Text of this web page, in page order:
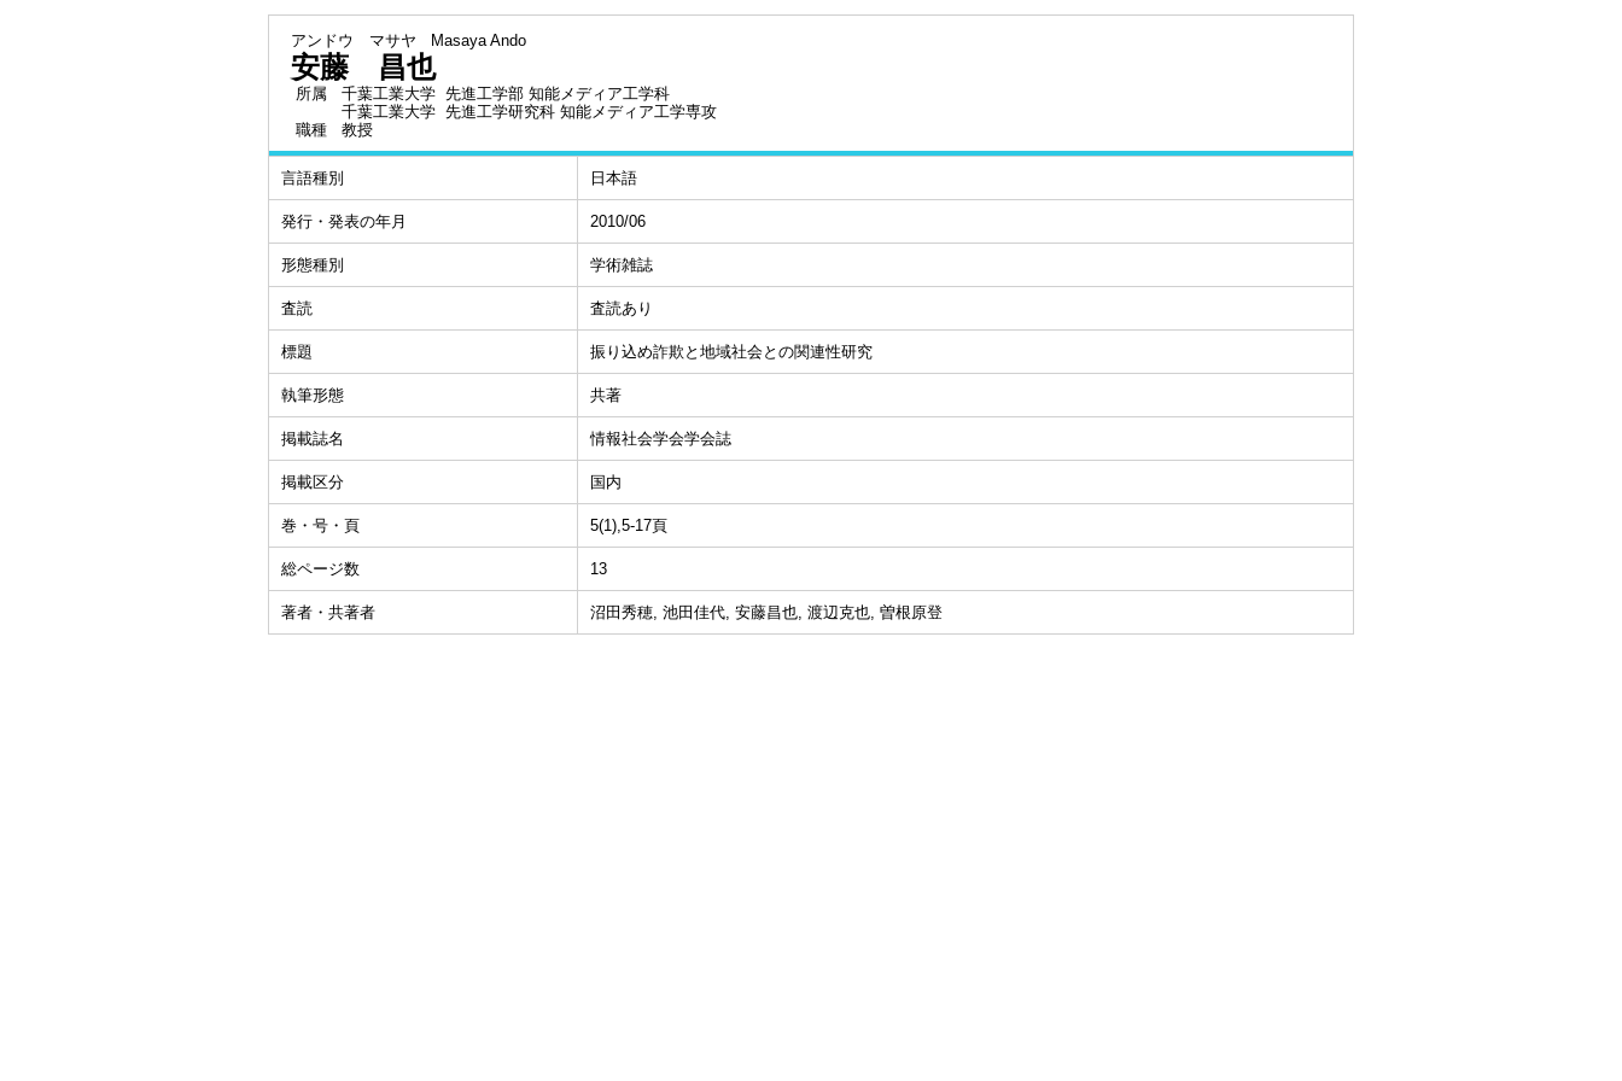
アンドウ マサヤ Masaya Ando
安藤 昌也
所属
千葉工業大学 先進工学部 知能メディア工学科
千葉工業大学 先進工学研究科 知能メディア工学専攻
職種
教授
言語種別 日本語
発行・発表の年月 2010/06
形態種別 学術雑誌
査読 査読あり
標題 振り込め詐欺と地域社会との関連性研究
執筆形態 共著
掲載誌名 情報社会学会学会誌
掲載区分 国内
巻・号・頁 5(1),5-17頁
総ページ数 13
著者・共著者 沼田秀穂, 池田佳代, 安藤昌也, 渡辺克也, 曽根原登